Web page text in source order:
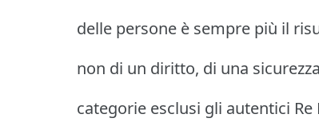
delle persone è sempre più il
non di un diritto, di una
categorie esclusi gli autentici